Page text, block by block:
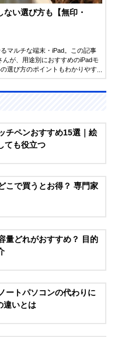
い選び方も【無印・
マルチな端末・iPad。この記事
が、用途別におすすめのiPadモ
選び方のポイントもわかりやす
チペンおすすめ15選｜絵
ても役立つ
こで買うとお得？ 専門家
量どれがおすすめ？ 目的
ートパソコンの代わりに
違いとは